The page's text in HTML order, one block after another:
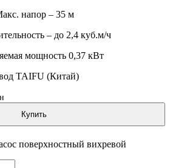
напор – 35 м
– до 2,4 куб.м/ч
мощность 0,37 кВт
TAIFU (Китай)
Купить
поверхностный вихревой